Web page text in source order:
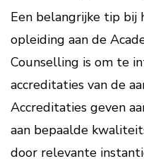
Een belangrijke tip bij
opleiding aan de
Counselling is om te
accreditaties van de
Accreditaties geven
aan bepaalde
door relevante